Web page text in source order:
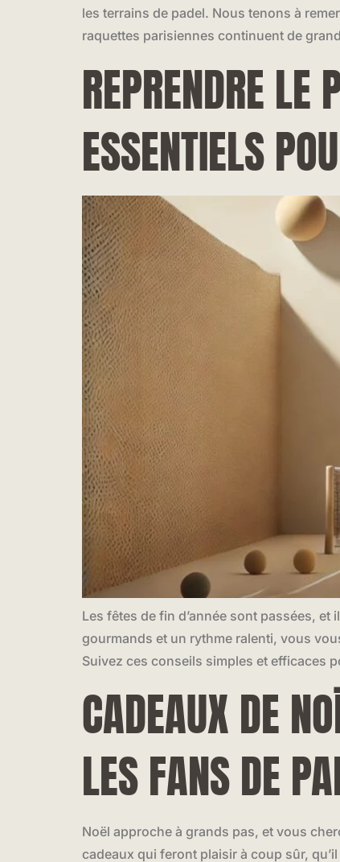
les terrains de padel. Nous tenons à
raquettes parisiennes continuent de
REPRENDRE LE
ESSENTIELS
Les fêtes de fin d’année sont passées,
gourmands et un rythme ralenti, vous
Suivez ces conseils simples et efficaces
CADEAUX DE
LES FANS DE
Noël approche à grands pas, et vous
cadeaux qui feront plaisir à coup sûr,